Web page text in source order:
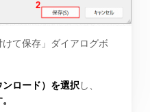
て保存」ダイアログボ
ロード）を選択 し、